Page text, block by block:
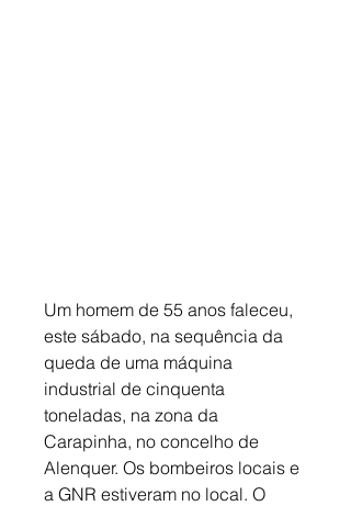
Um homem de 55 anos faleceu,
este sábado, na sequência da
queda de uma máquina
industrial de cinquenta
toneladas, na zona da
Carapinha, no concelho de
Alenquer. Os bombeiros locais e
a GNR estiveram no local. O